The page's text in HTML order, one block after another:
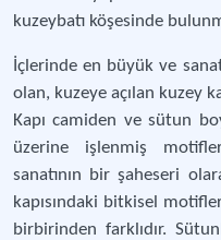
kuzeybatı köşesinde
İçlerinde en büyük ve
olan, kuzeye açılan kuzey
Kapı camiden ve sütun
üzerine işlenmiş
sanatının bir şaheseri
kapısındaki bitkisel
birbirinden farklıdır.